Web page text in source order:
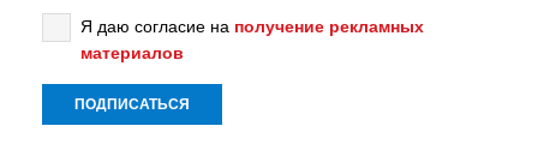
Я даю согласие на получение рекламных
материалов